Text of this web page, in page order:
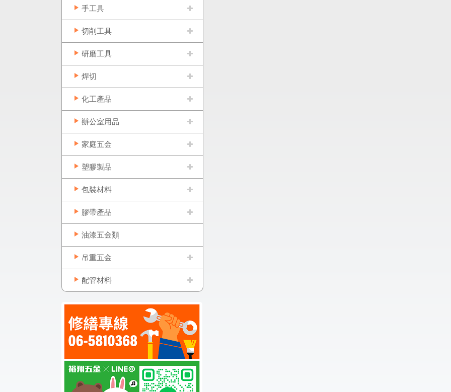
手工具
切削工具
研磨工具
焊切
化工產品
辦公室用品
家庭五金
塑膠製品
包裝材料
膠帶產品
油漆五金類
吊重五金
配管材料